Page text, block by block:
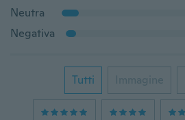
Neutra
Negativa
Tutti Immagine